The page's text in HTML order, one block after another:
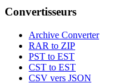
Convertisseurs
Archive Converter
RAR to ZIP
PST to EST
CST to EST
CSV vers JSON